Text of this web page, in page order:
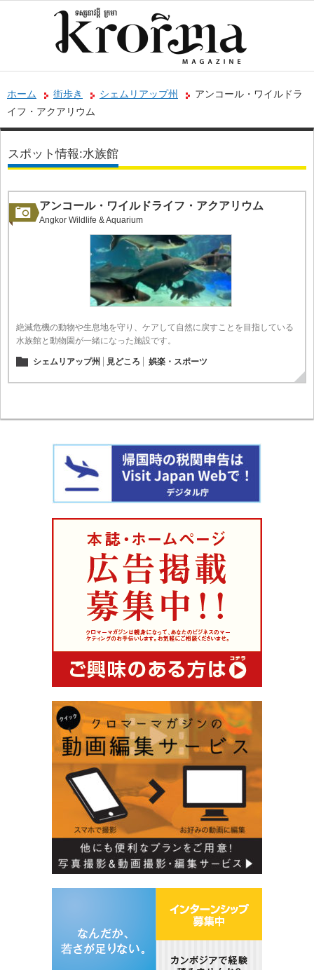
ホーム 街歩き シェムリアップ州
アンコール・ワイルドラ
イフ・アクアリウム
スポット情報:水族館
アンコール・ワイルドライフ・アクアリウム
Angkor Wildlife & Aquarium
絶滅危機の動物や生息地を守り、ケアして自然に戻すことを目指している
水族館と動物園が一緒になった施設です。
シェムリアップ州 見どころ 娯楽・スポーツ